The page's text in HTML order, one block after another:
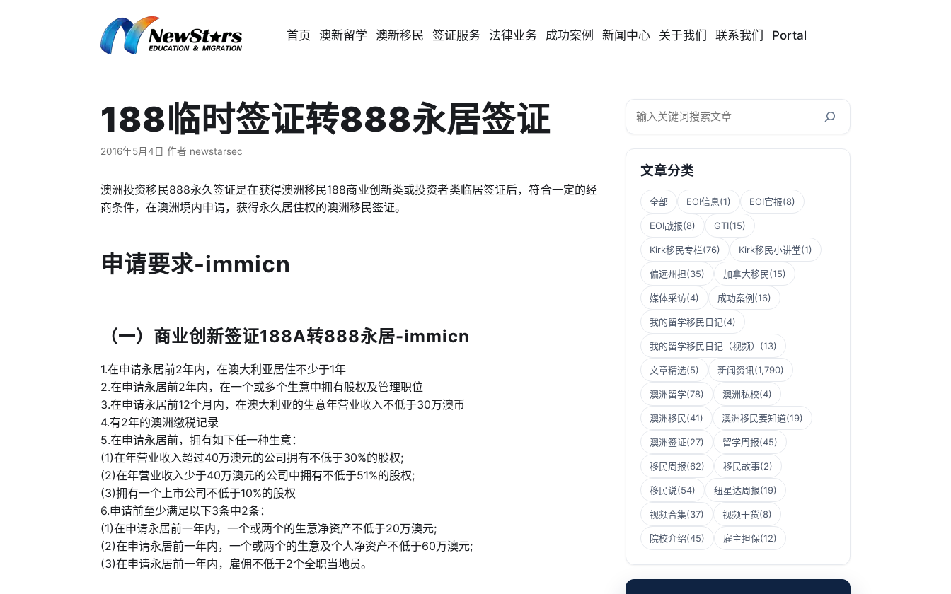
首页 澳新留学 澳新移民 签证服务 法律业务 成功案例 新闻中心 关于我们 联系我们 Portal
188临时签证转888永居签证
2016年5月4日 作者 newstarsec
澳洲投资移民888永久签证是在获得澳洲移民188商业创新类或投资者类临居签证后，符合一定的经
商条件，在澳洲境内申请，获得永久居住权的澳洲移民签证。
申请要求-immicn
（一）商业创新签证188A转888永居-immicn
1.在申请永居前2年内，在澳大利亚居住不少于1年
2.在申请永居前2年内，在一个或多个生意中拥有股权及管理职位
3.在申请永居前12个月内，在澳大利亚的生意年营业收入不低于30万澳币
4.有2年的澳洲缴税记录
5.在申请永居前，拥有如下任一种生意：
(1)在年营业收入超过40万澳元的公司拥有不低于30%的股权;
(2)在年营业收入少于40万澳元的公司中拥有不低于51%的股权;
(3)拥有一个上市公司不低于10%的股权
6.申请前至少满足以下3条中2条：
(1)在申请永居前一年内，一个或两个的生意净资产不低于20万澳元;
(2)在申请永居前一年内，一个或两个的生意及个人净资产不低于60万澳元;
(3)在申请永居前一年内，雇佣不低于2个全职当地员。
搜
文章分类
全部 EOI信息(1) EOI官报(8)
EOI战报(8) GTI(15)
Kirk移民专栏(76) Kirk移民小讲堂(1)
偏远州担(35) 加拿大移民(15)
媒体采访(4) 成功案例(16)
我的留学移民日记(4)
我的留学移民日记（视频） (13)
文章精选(5) 新闻资讯(1,790)
澳洲留学(78) 澳洲私校(4)
澳洲移民(41) 澳洲移民要知道(19)
澳洲签证(27) 留学周报(45)
移民周报(62) 移民故事(2)
移民说(54) 纽星达周报(19)
视频合集(37) 视频干货(8)
院校介绍(45) 雇主担保(12)